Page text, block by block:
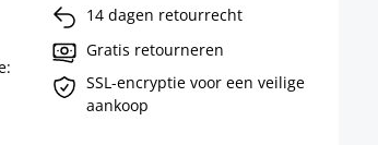
14 dagen retourrecht
Gratis retourneren
SSL-encryptie voor een veilige
aankoop